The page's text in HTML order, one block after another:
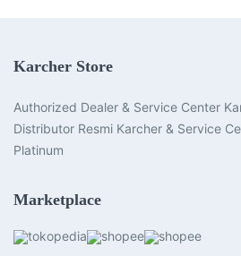
Karcher Store
Authorized Dealer & Service Center
Distributor Resmi Karcher & Service
Platinum
Marketplace